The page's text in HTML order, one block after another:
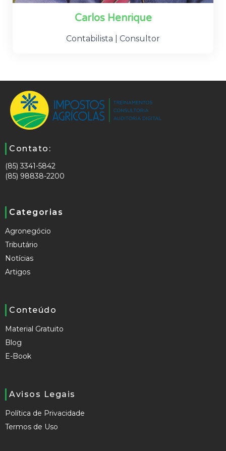
Carlos Henrique
Contabilista | Consultor
Contato:
(85) 3341-5842
(85) 98838-2200
Categorias
Agronegócio
Tributário
Notícias
Artigos
Conteúdo
Material Gratuito
Blog
E-Book
Avisos Legais
Política de Privacidade
Termos de Uso